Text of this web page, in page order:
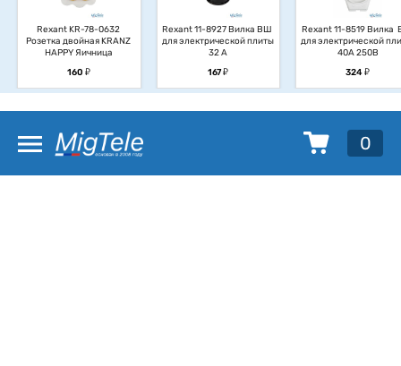
Rexant KR-78-0632
Розетка двойная KRANZ
HAPPY Яичница
160у
Rexant 11-8927 Вилка ВШ
для электрической плиты
32 А
167у
Rexant 11-8519 Вилка
для электрической
40А 250В
324у
0